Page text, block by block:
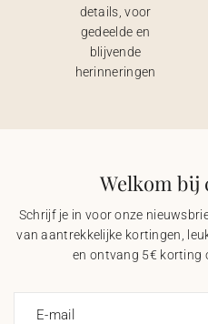
details, voor
gedeelde en
blijvende
herinneringen
Welkom
Schrijf je in voor onze
van aantrekkelijke kortingen,
en ontvang 5€ korting
E-mail